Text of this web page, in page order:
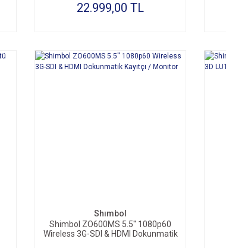
22.999,00 TL
Shımbol
Shimbol ZO600MS 5.5'' 1080p60
Wireless 3G-SDI & HDMI Dokunmatik